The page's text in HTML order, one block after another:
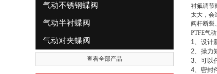
气动不锈钢蝶阀
气动半衬蝶阀
气动对夹蝶阀
查看全部产品
衬氟调节
太大，会
阀杆断裂
PTFE气
1、设计
2、操力
3、可以
4、密封